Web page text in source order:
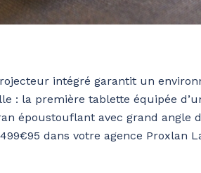
intégré garantit un
: la première tablette équipée
époustouflant avec grand angle
dans votre agence Proxlan